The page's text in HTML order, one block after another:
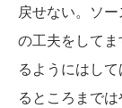
戻せない。ソ
の工夫をして
るようにはし
るところまでは